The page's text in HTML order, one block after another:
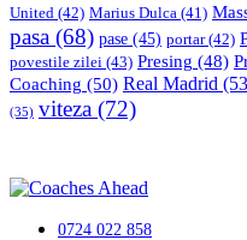
United (42) Marius Dulca (41)
pasa (68) pase (45) portar(42)
povestile zilei (43) Presing (48)
Coaching (50) Real Madrid
(35) viteza (72)
0724 022 858